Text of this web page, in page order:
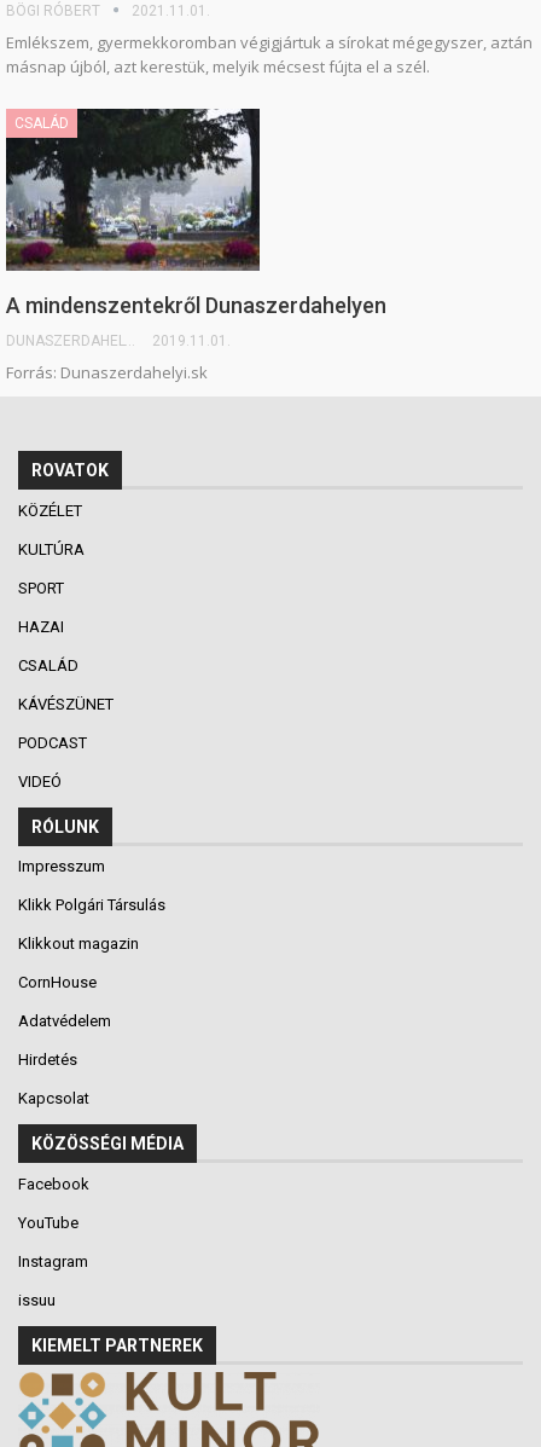
BÖGI RÓBERT 2021.11.01.
Emlékszem, gyermekkoromban végigjártuk a sírokat mégegyszer, aztán
másnap újból, azt kerestük, melyik mécsest fújta el a szél.
CSALÁD
A mindenszentekről Dunaszerdahelyen
DUNASZERDAHELYI.SK 2019.11.01.
Forrás: Dunaszerdahelyi.sk
ROVATOK
KÖZÉLET
KULTÚRA
SPORT
HAZAI
CSALÁD
KÁVÉSZÜNET
PODCAST
VIDEÓ
RÓLUNK
Impresszum
Klikk Polgári Társulás
Klikkout magazin
CornHouse
Adatvédelem
Hirdetés
Kapcsolat
KÖZÖSSÉGI MÉDIA
Facebook
YouTube
Instagram
issuu
KIEMELT PARTNEREK